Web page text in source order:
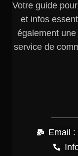
Votre guide
et infos
également une
service de
Email :